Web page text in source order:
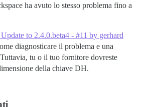
ha avuto lo stesso problema fino a
to 2.4.0.beta4 - #11 by gerhard
diagnosticare il problema e una
tu o il tuo fornitore dovreste
della chiave DH.